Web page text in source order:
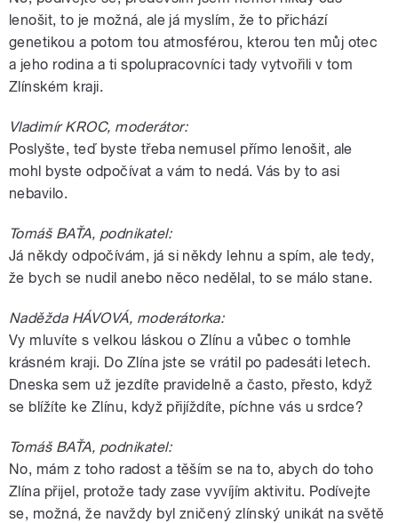
lenošit, to je možná, ale já myslím, že to přichází
genetikou a potom tou atmosférou, kterou ten můj otec
a jeho rodina a ti spolupracovníci tady vytvořili v tom
Zlínském kraji.
Vladimír KROC, moderátor:
Poslyšte, teď byste třeba nemusel přímo lenošit, ale
mohl byste odpočívat a vám to nedá. Vás by to asi
nebavilo.
Tomáš BAŤA, podnikatel:
Já někdy odpočívám, já si někdy lehnu a spím, ale tedy,
že bych se nudil anebo něco nedělal, to se málo stane.
Naděžda HÁVOVÁ, moderátorka:
Vy mluvíte s velkou láskou o Zlínu a vůbec o tomhle
krásném kraji. Do Zlína jste se vrátil po padesáti letech.
Dneska sem už jezdíte pravidelně a často, přesto, když
se blížíte ke Zlínu, když přijíždíte, píchne vás u srdce?
Tomáš BAŤA, podnikatel:
No, mám z toho radost a těším se na to, abych do toho
Zlína přijel, protože tady zase vyvíjím aktivitu. Podívejte
se, možná, že navždy byl zničený zlínský unikát na světě